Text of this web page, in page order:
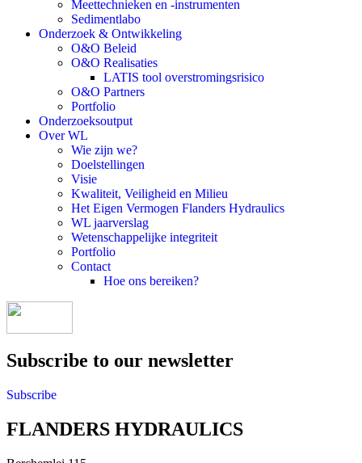
Meettechnieken en -instrumenten
Sedimentlabo
Onderzoek & Ontwikkeling
O&O Beleid
O&O Realisaties
LATIS tool overstromingsrisico
O&O Partners
Portfolio
Onderzoeksoutput
Over WL
Wie zijn we?
Doelstellingen
Visie
Kwaliteit, Veiligheid en Milieu
Het Eigen Vermogen Flanders Hydraulics
WL jaarverslag
Wetenschappelijke integriteit
Portfolio
Contact
Hoe ons bereiken?
Subscribe to our newsletter
Subscribe
FLANDERS HYDRAULICS